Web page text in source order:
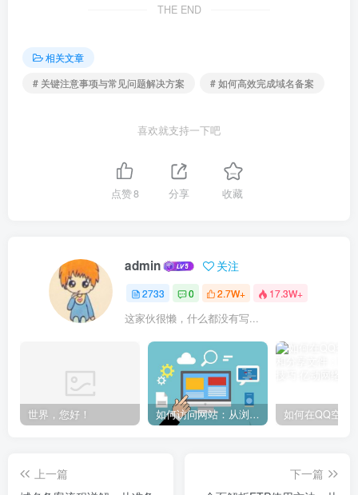
THE END
相关文章
# 关键注意事项与常见问题解决方案
# 如何高效完成域名备案
喜欢就支持一下吧
点赞 8 分享 收藏
admin 关注
2733 0 2.7W+ 17.3W+
这家伙很懒，什么都没有写...
世界，您好！ 如何访问网站：从浏览器输入到页面加载的完整步骤详解
上一篇
下一篇